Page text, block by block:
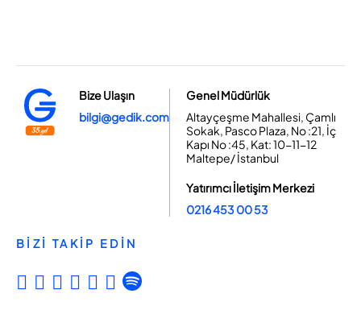
Bize Ulaşın
bilgi@gedik.com
Genel Müdürlük
Altayçeşme Mahallesi, Çamlı
Sokak, Pasco Plaza, No :21, İç
Kapı No :45, Kat: 10-11-12
Maltepe/ İstanbul
Yatırımcı İletişim Merkezi
0216 453 00 53
BİZİ TAKİP EDİN